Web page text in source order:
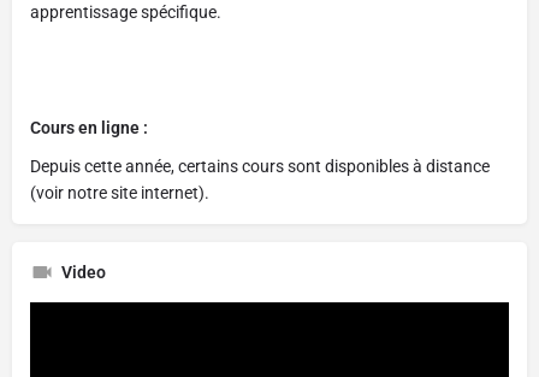
apprentissage spécifique.
Cours en ligne :
Depuis cette année, certains cours sont disponibles à distance
(voir notre site internet).
Video